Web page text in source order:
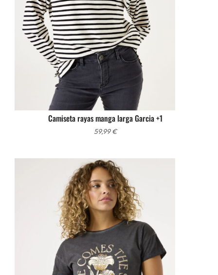
Camiseta rayas manga larga Garcia +1
59,99€